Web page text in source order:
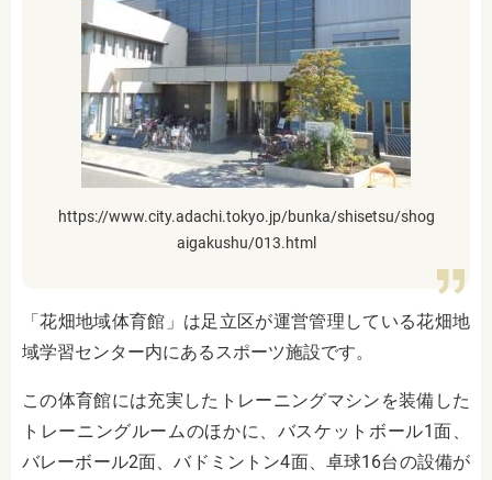
https://www.city.adachi.tokyo.jp/bunka/shisetsu/shog
aigakushu/013.html
「花畑地域体育館」は足立区が運営管理している花畑地
域学習センター内にあるスポーツ施設です。
この体育館には充実したトレーニングマシンを装備した
トレーニングルームのほかに、バスケットボール1面、
バレーボール2面、バドミントン4面、卓球16台の設備が